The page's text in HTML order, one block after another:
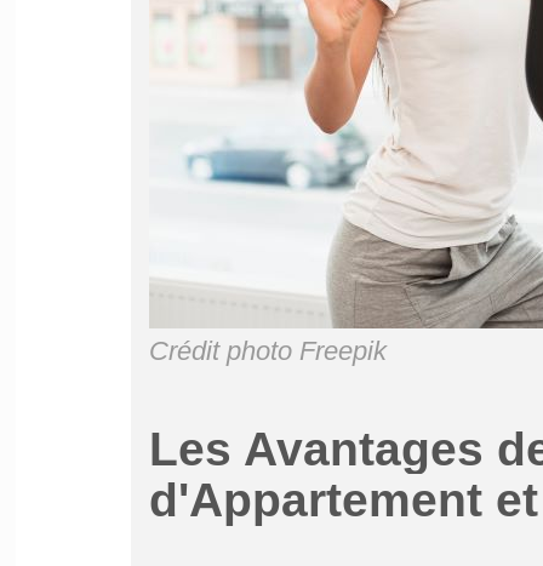
Crédit photo Freepik
Les Avantages
d'Appartement